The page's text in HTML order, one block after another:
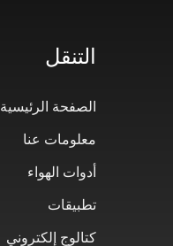
التنقل
الصفحة الرئيسية
معلومات عنا
أدوات الهواء
تطبيقات
كتالوج إلكتروني